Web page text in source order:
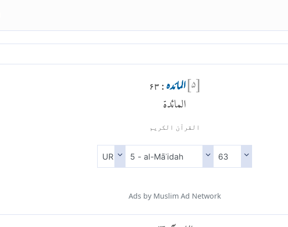
[۵]المائدہ : ۶۳
المائدة
القرآن الكريم
Ads by Muslim Ad Network